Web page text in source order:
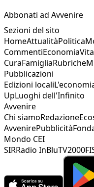
Abbonati ad Avvenire
Sezioni del sito
HomeAttualitàPolitica
CommentiEconomia
CuraFamigliaRubriche
Pubblicazioni
Edizioni locali
UpLuoghi dell'Infinito
Avvenire
Chi siamoRedazione
AvvenirePubblicità
Mondo CEI
SIRRadio InBluTV2000